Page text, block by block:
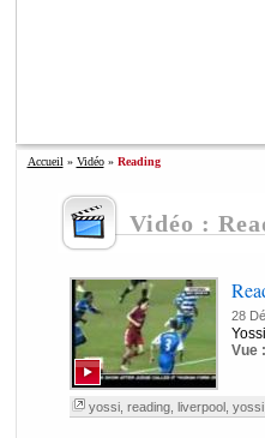
Accueil » Vidéo» Reading
Vidéo :
28
Vue :
yossi, reading, liverpool,